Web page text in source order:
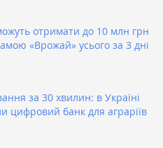
отримати до 10 млн грн
«Врожай» усього за 3 дні
за 30 хвилин: в Україні
цифровий банк для аграріїв